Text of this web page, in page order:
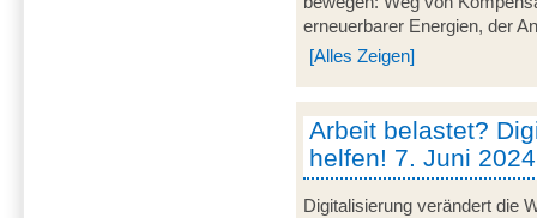
erneuerbarer Energien, der
[Alles Zeigen]
Arbeit belastet?
helfen! 7. Juni
Digitalisierung verändert die